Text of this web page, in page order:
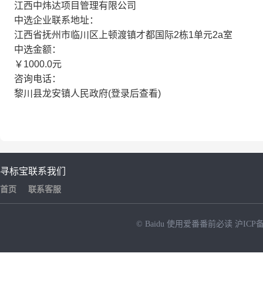
江西中炜达项目管理有限公司
中选企业联系地址：
江西省抚州市临川区上顿渡镇才都国际2栋1单元2a室
中选金额：
￥1000.0元
咨询电话：
黎川县龙安镇人民政府(登录后查看)
寻标宝
首页
联系我们
联系客服
© Baidu 使用爱番番前必读 沪ICP